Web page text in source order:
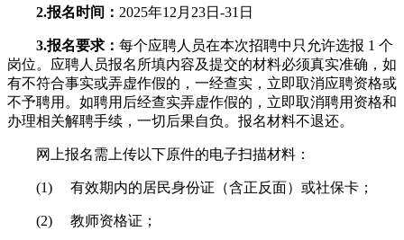
2.报名时间： 2025年12月23日-31日
3.报名要求： 每个应聘人员在本次招聘中只允许选报 1 个
岗位。应聘人员报名所填内容及提交的材料必须真实准确，如
有不符合事实或弄虚作假的，一经查实，立即取消应聘资格或
不予聘用。如聘用后经查实弄虚作假的，立即取消聘用资格和
办理相关解聘手续，一切后果自负。报名材料不退还。
网上报名需上传以下原件的电子扫描材料：
(1) 有效期内的居民身份证（含正反面）或社保卡；
(2) 教师资格证；